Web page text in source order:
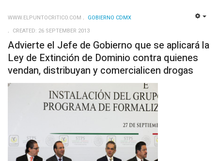
WWW.ELPUNTOCRITICO.COM
GOBIERNO CDMX
CREATED: 26 SEPTEMBER 2013
Advierte el Jefe de Gobierno que se aplicará la
Ley de Extinción de Dominio contra quienes
vendan, distribuyan y comercialicen drogas